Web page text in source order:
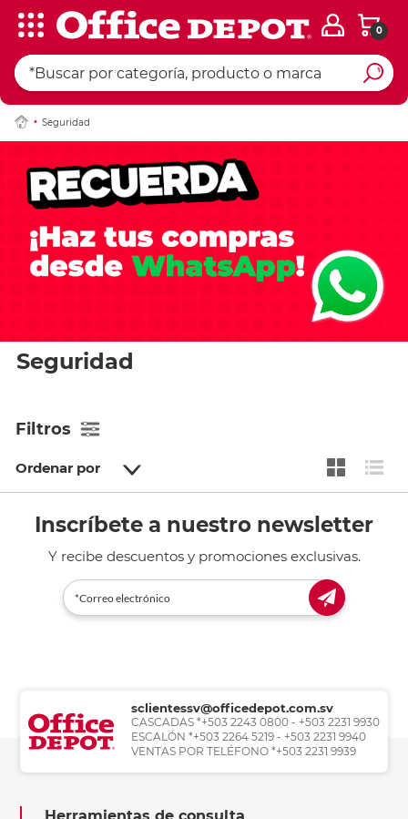
0
Seguridad
Seguridad
Filtros
Ordenar por
Inscríbete a nuestro newsletter
Y recibe descuentos y promociones exclusivas.
sclientessv@officedepot.com.sv
CASCADAS *+503 2243 0800 - +503 2231 9930
ESCALÓN *+503 2264 5219 - +503 2231 9940
VENTAS POR TELÉFONO *+503 2231 9939